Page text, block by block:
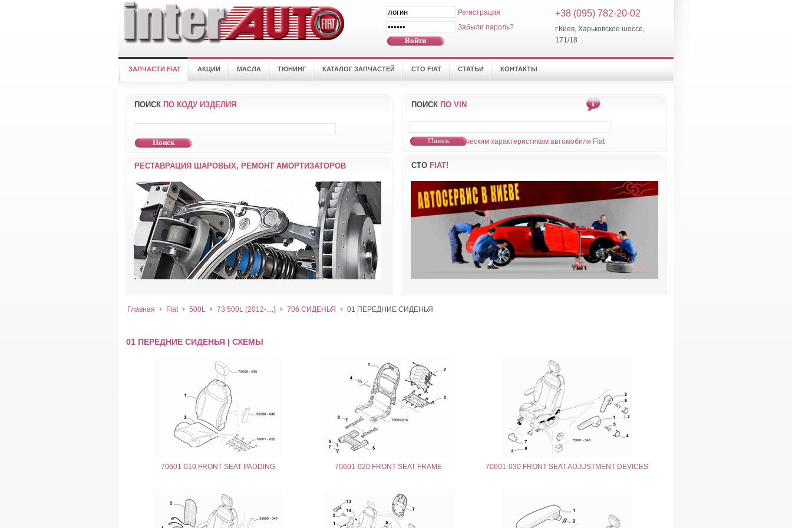
Регистрация
Забыли пароль?
+38 (095) 782-20-02
г.Киев, Харьковское шоссе,
171/18
ЗАПЧАСТИ FIAT АКЦИИ МАСЛА ТЮНИНГ КАТАЛОГ ЗАПЧАСТЕЙ СТО FIAT СТАТЬИ КОНТАКТЫ
ПОИСК ПО КОДУ ИЗДЕЛИЯ
РЕСТАВРАЦИЯ ШАРОВЫХ, РЕМОНТ АМОРТИЗАТОРОВ
ПОИСК ПО VIN
Поиск по техническим характеристикам автомобиля Fiat
СТО FIAT!
Главная Fiat 500L 73 500L (2012-....) 706 СИДЕНЬЯ 01 ПЕРЕДНИЕ СИДЕНЬЯ
01 ПЕРЕДНИЕ СИДЕНЬЯ | СХЕМЫ
70601-010 FRONT SEAT PADDING 70601-020 FRONT SEAT FRAME 70601-030 FRONT SEAT ADJUSTMENT DEVICES